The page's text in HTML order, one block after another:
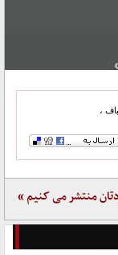
،
منتشر می کنیم »